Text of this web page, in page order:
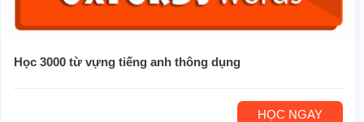
Học 3000 từ vựng tiếng anh thông dụng
HỌC NGAY